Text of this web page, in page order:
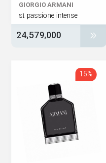
GIORGIO ARMANI
sì passione intense
24,579,000